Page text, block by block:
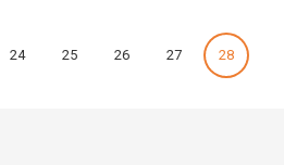
24 25 26 27 28